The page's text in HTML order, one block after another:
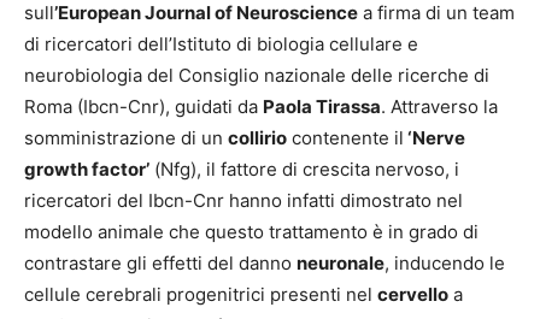
sull’European Journal of Neuroscience a firma di un team
di ricercatori dell’Istituto di biologia cellulare e
neurobiologia del Consiglio nazionale delle ricerche di
Roma (Ibcn-Cnr), guidati da Paola Tirassa. Attraverso la
somministrazione di un collirio contenente il ‘Nerve
growth factor’ (Nfg), il fattore di crescita nervoso, i
ricercatori del Ibcn-Cnr hanno infatti dimostrato nel
modello animale che questo trattamento è in grado di
contrastare gli effetti del danno neuronale, inducendo le
cellule cerebrali progenitrici presenti nel cervello a